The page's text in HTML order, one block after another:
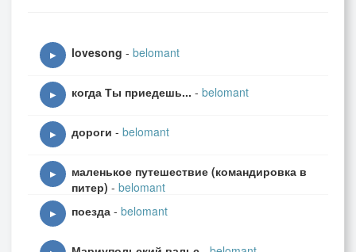
▶ lovesong - belomant
▶ когда Ты приедешь... - belomant
▶ дороги - belomant
▶
маленькое путешествие (командировка в
питер) - belomant
▶ поезда - belomant